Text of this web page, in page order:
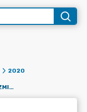
2020
OR.0050.1319.2020_FB W SPRAWIE ZMIAN W PLANIE WYDATKÓW URZĘDU MIASTA ŻORY ORAZ PLACÓWEK OŚWIATOWYCH NA 2020 R.